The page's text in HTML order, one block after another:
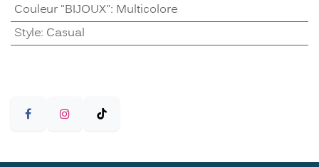
Couleur "BIJOUX": Multicolore
Style: Casual